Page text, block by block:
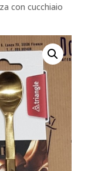
con cucchiaio